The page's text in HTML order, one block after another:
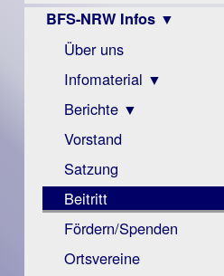
BFS-NRW Infos ▼
Über uns
Infomaterial ▼
Visus
Zeitschrift
Monokular
Mac
Instagram-
Links
Berichte ▼
Archiv
Berichte
Vorstand
Satzung
Beitritt
Fördern/Spenden
Ortsvereine